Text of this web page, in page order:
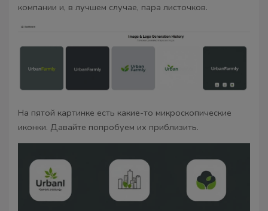
компании и, в лучшем случае, пара листочков.
На пятой картинке есть какие-то микроскопические
иконки. Давайте попробуем их приблизить.